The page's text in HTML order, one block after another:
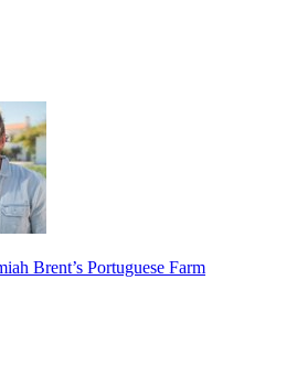
Brent’s Portuguese Farm